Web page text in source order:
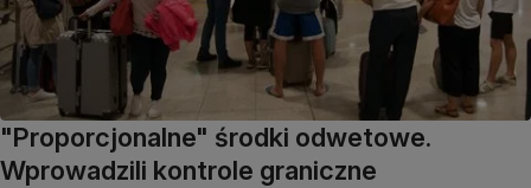
"Proporcjonalne" środki odwetowe.
Wprowadzili kontrole graniczne